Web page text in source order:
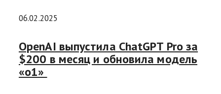
06.02.2025
OpenAI выпустила ChatGPT Pro за
$200 в месяц и обновила модель
«o1»